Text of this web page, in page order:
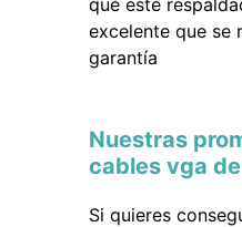
que esté
excelente que se
garantía
Nuestras
cables vga
Si quieres